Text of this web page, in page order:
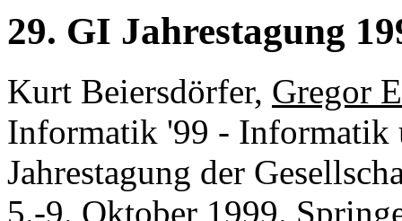
29. GI Jahrestagung
Kurt Beiersdörfer, Gregor
Informatik '99 - Informatik
Jahrestagung der
5.-9. Oktober 1999.